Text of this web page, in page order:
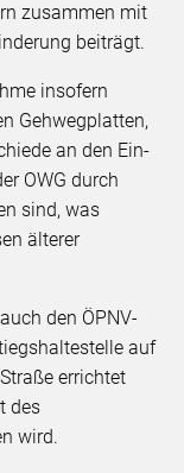
zusammen mit
beiträgt.
insofern
Gehwegplatten,
an den Ein-
OWG durch
sind, was
älterer
den ÖPNV-
auf
errichtet
des
wird.